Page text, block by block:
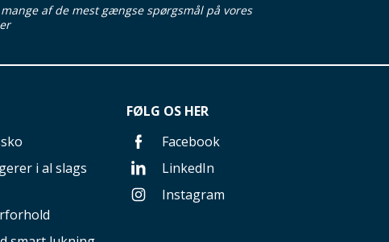
af de mest gængse spørgsmål på vores
i al slags
FØLG OS HER
Facebook
LinkedIn
Instagram